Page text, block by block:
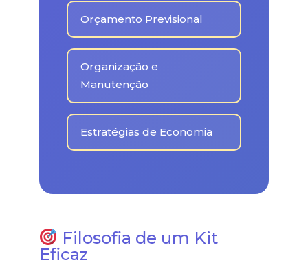
Orçamento Previsional
Organização e
Manutenção
Estratégias de Economia
Filosofia de um Kit
Eficaz